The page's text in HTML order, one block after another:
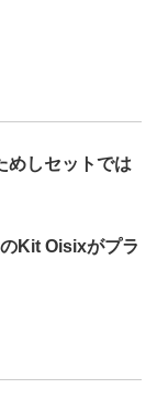
めしセットでは
Kit Oisixがプラ